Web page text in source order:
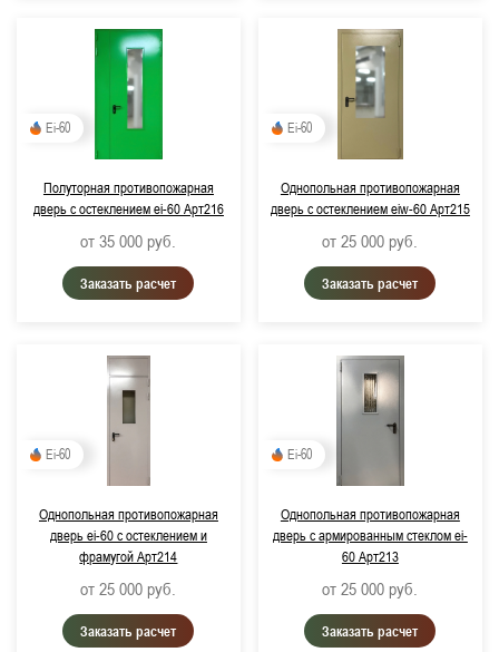
Ei-60
Полуторная противопожарная
дверь с остеклением ei-60 Арт216
от 35 000 руб.
Заказать расчет
Ei-60
Однопольная противопожарная
дверь с остеклением eiw-60 Арт215
от 25 000 руб.
Заказать расчет
Ei-60
Однопольная противопожарная
дверь ei-60 с остеклением и
фрамугой Арт214
от 25 000 руб.
Заказать расчет
Ei-60
Однопольная противопожарная
дверь с армированным стеклом ei-
60 Арт213
от 25 000 руб.
Заказать расчет